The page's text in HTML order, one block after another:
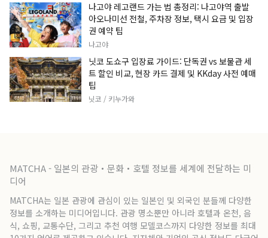
나고야 레고랜드 가는 법 총정리: 나고야역 출발
아오나미선 전철, 주차장 정보, 택시 요금 및 입장
권 예약 팁
나고야
닛코 도쇼구 입장료 가이드: 단독권 vs 보물관 세
트 할인 비교, 현장 카드 결제 및 KKday 사전 예매
팁
닛코 / 키누가와
MATCHA - 일본의 관광・문화・호텔 정보를 세계에 전달하는 미
디어
MATCHA는 일본 관광에 관심이 있는 일본인 및 외국인 분들께 다양한
정보를 소개하는 미디어입니다. 관광 명소뿐만 아니라 호텔과 온천, 음
식, 쇼핑, 교통수단, 그리고 추천 여행 모델코스까지 다양한 정보를 최대